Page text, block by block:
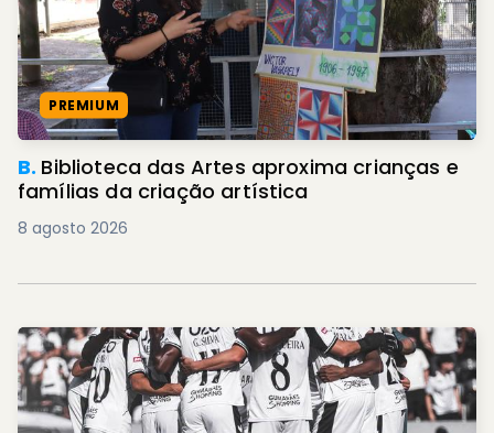
PREMIUM
B. Biblioteca das Artes aproxima crianças e
famílias da criação artística
8 agosto 2026